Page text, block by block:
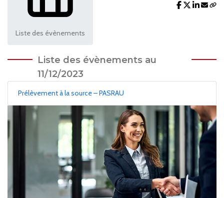
Liste des évènements
Liste des évènements au
11/12/2023
Prélèvement à la source – PASRAU